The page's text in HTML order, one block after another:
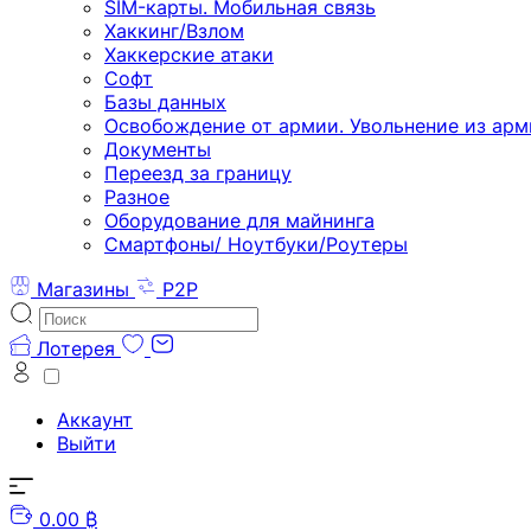
SIM-карты. Мобильная связь
Хаккинг/Взлом
Хаккерские атаки
Софт
Базы данных
Освобождение от армии. Увольнение из
Документы
Переезд за границу
Разное
Оборудование для майнинга
Смартфоны/ Ноутбуки/Роутеры
Магазины
P2P
Лотерея
Аккаунт
Выйти
0.00 ₿